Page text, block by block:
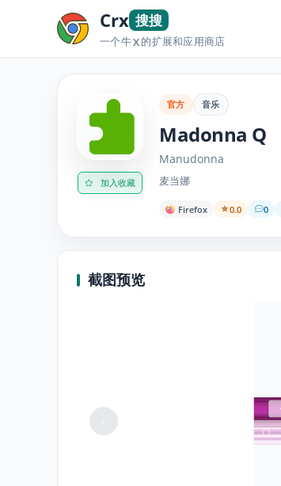
Crx 搜搜
一个牛X的扩展和应用商店
加入收藏
官方 音乐
Madonna Q
Manudonna
麦当娜
Firefox 0.0 0
截图预览